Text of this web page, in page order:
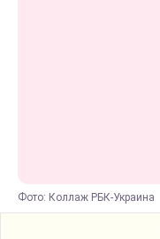
Фото: Коллаж РБК-Украина